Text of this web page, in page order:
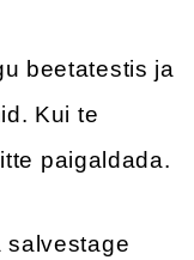
beetatestis ja
Kui te
paigaldada.
salvestage